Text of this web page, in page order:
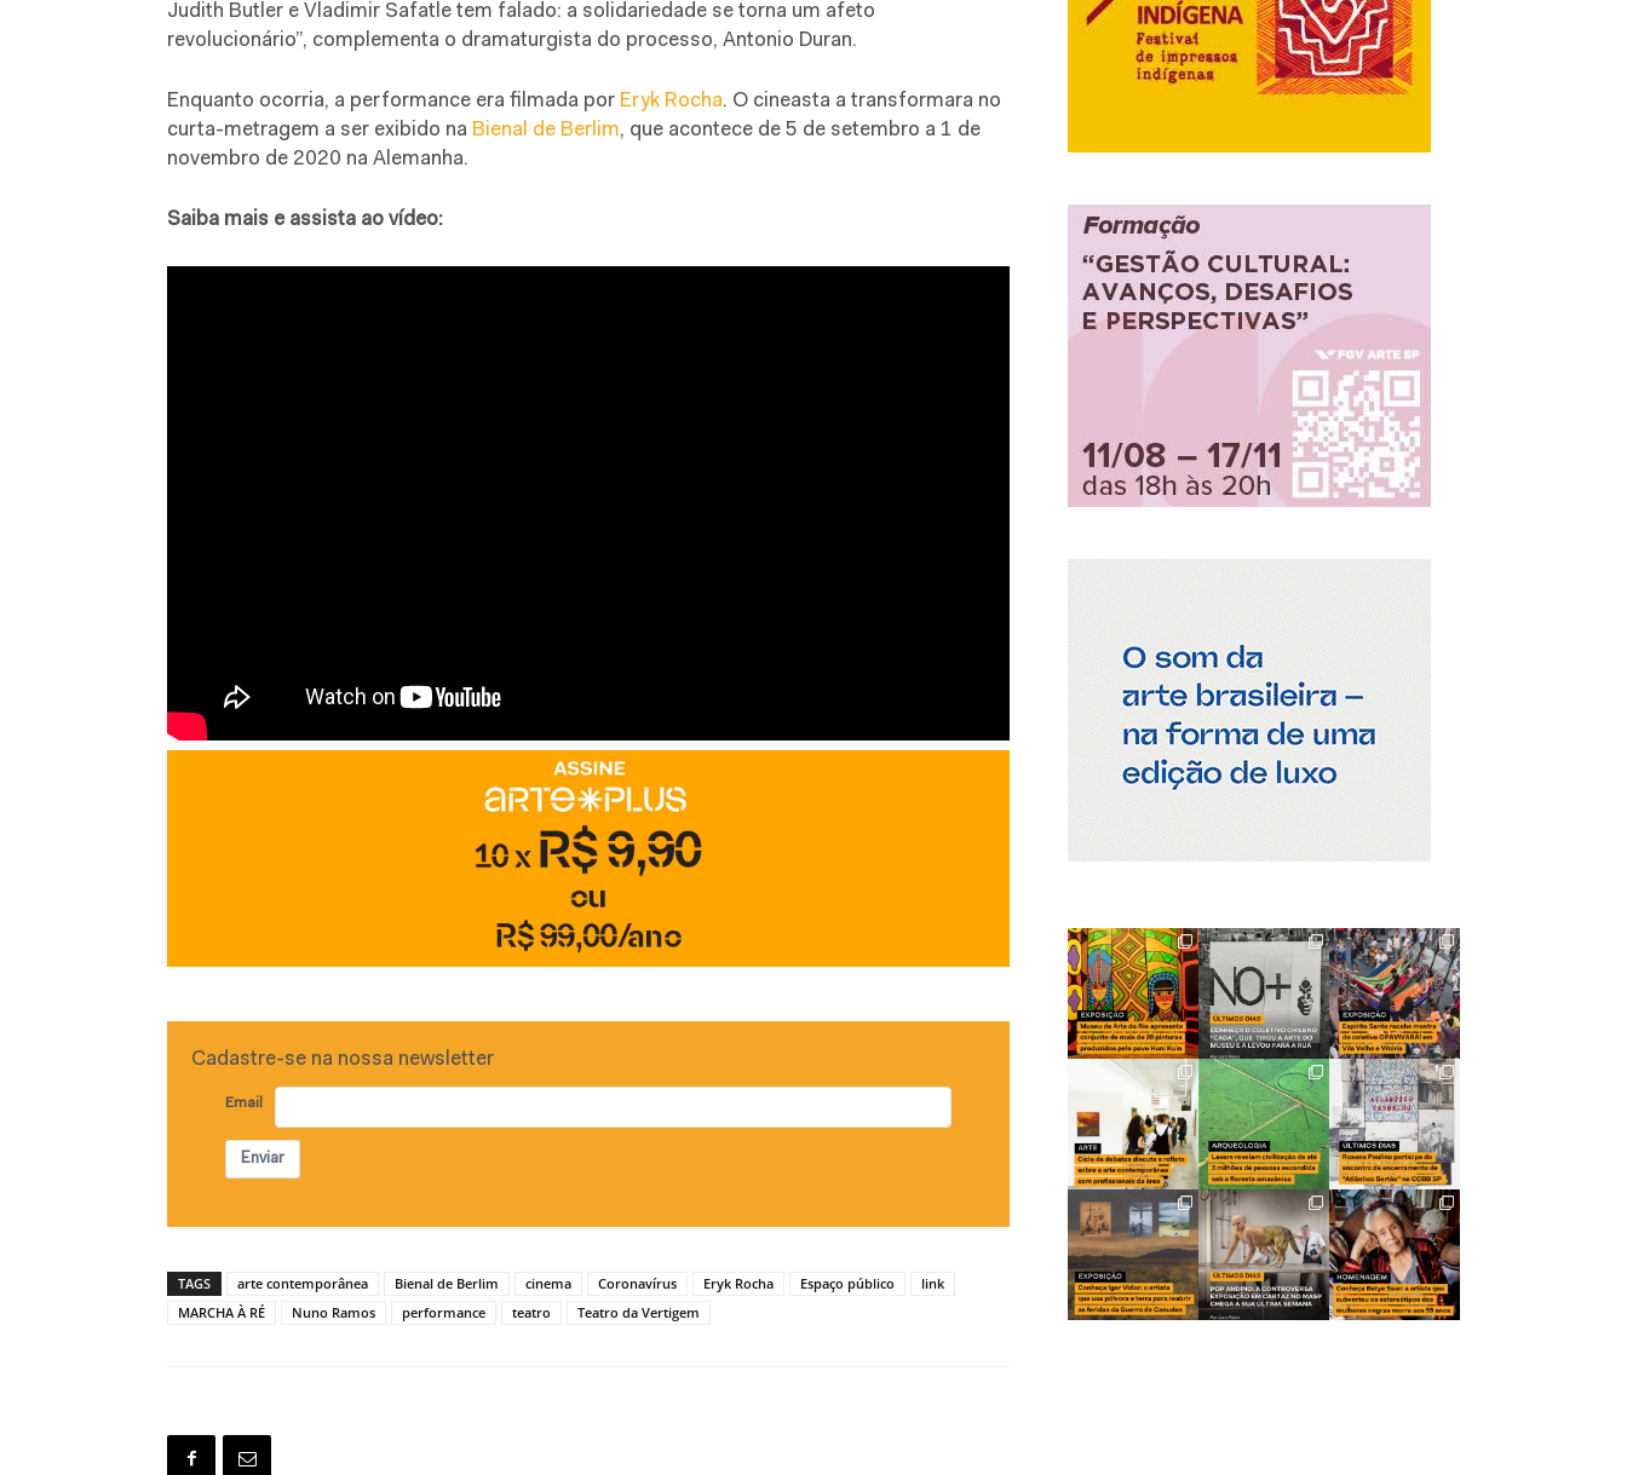
Judith Butler e Vladimir Safatle tem falado: a solidariedade se torna um afeto
revolucionário”, complementa o dramaturgista do processo, Antonio Duran.
Enquanto ocorria, a performance era filmada por Eryk Rocha. O cineasta a transformara no
curta-metragem a ser exibido na Bienal de Berlim, que acontece de 5 de setembro a 1 de
novembro de 2020 na Alemanha.
Saiba mais e assista ao vídeo:
Cadastre-se na nossa newsletter
Email
Enviar
TAGS arte contemporânea Bienal de Berlim cinema Coronavírus Eryk Rocha Espaço público
link
MARCHA À RÉ
Nuno Ramos performance teatro Teatro da Vertigem